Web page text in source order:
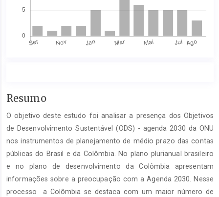
Conteúdo
artigo
principal
Resumo
O objetivo deste estudo foi analisar a presença dos Objetivos
de Desenvolvimento Sustentável (ODS) - agenda 2030 da ONU
nos instrumentos de planejamento de médio prazo das contas
públicas do Brasil e da Colômbia. No plano plurianual brasileiro
e no plano de desenvolvimento da Colômbia apresentam
informações sobre a preocupação com a Agenda 2030. Nesse
processo a Colômbia se destaca com um maior número de